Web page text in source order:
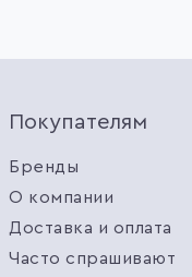
Покупателям
Бренды
О компании
Доставка и оплата
Часто спрашивают